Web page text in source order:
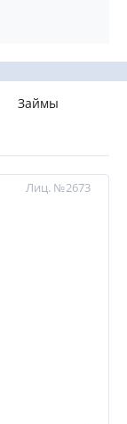
Займы
Лиц. №2673